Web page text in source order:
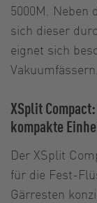
5000M. Neben
sich dieser
eignet sich
Vakuumfässern.
XSplit
kompakte
Der XSplit
für die Fest-
Gärresten